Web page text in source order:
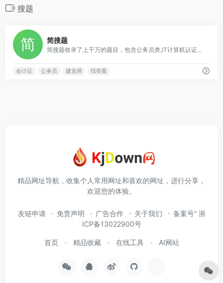
搜题
简搜题
简搜题收录了上千万的题目，包含公务员类,IT计算机认证类,资格证类,建筑工程类,会计从业,医技药学类,外语外贸类,学历类等，完全免费提供查询，希望对各位有所帮助。
会计证 公务员 建造师 找答案
精品网址导航，收集个人常用网址和喜欢的网址，进行分享，
欢迎您的体验。
友链申请 免责声明 广告合作 关于我们
备案号“ 浙
ICP备13022900号
首页 精品收藏 在线工具 AI网站